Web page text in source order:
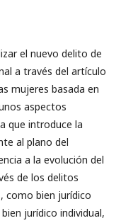
el nuevo delito de
a través del artículo
mujeres basada en
aspectos
que introduce la
al plano del
a la evolución del
de los delitos
como bien jurídico
jurídico individual,